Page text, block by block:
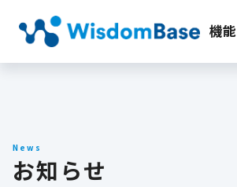
機能
News
お知らせ